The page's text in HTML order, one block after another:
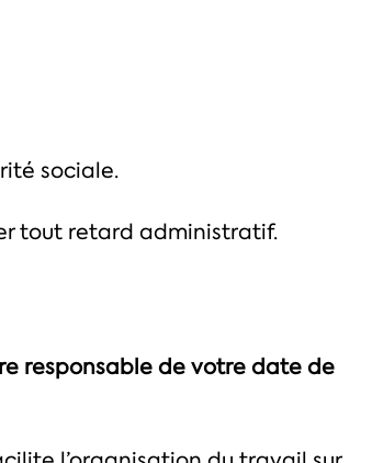
sociale.
tout retard administratif.
responsable de votre date de